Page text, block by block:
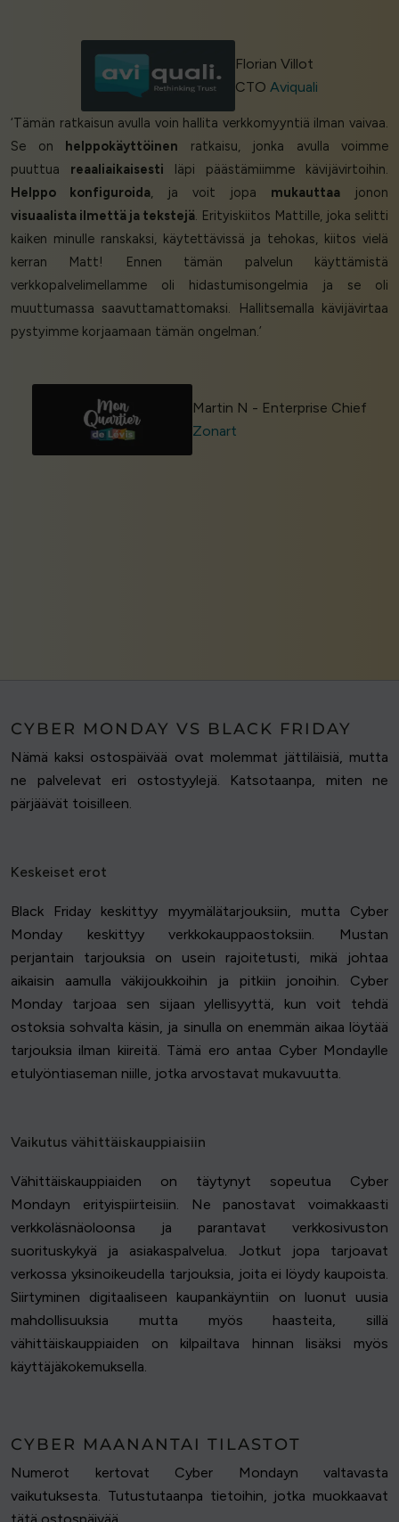
Florian Villot
CTOAviquali
‘Tämän ratkaisun avulla voin hallita verkkomyyntiä ilman vaivaa.
Se on helppokäyttöinen ratkaisu, jonka avulla voimme
puuttua reaaliaikaisesti läpi päästämiimme kävijävirtoihin.
Helppo konfiguroida, ja voit jopa mukauttaa jonon
visuaalista ilmettä ja tekstejä. Erityiskiitos Mattille, joka selitti
kaiken minulle ranskaksi, käytettävissä ja tehokas, kiitos vielä
kerran Matt! Ennen tämän palvelun käyttämistä
verkkopalvelimellamme oli hidastumisongelmia ja se oli
muuttumassa saavuttamattomaksi. Hallitsemalla kävijävirtaa
pystyimme korjaamaan tämän ongelman.’
Martin N - Enterprise Chief
Zonart
CYBER MONDAY VS BLACK FRIDAY
Nämä kaksi ostospäivää ovat molemmat jättiläisiä, mutta
ne palvelevat eri ostostyylejä. Katsotaanpa, miten ne
pärjäävät toisilleen.
Keskeiset erot
Black Friday keskittyy myymälätarjouksiin, mutta Cyber
Monday keskittyy verkkokauppaostoksiin. Mustan
perjantain tarjouksia on usein rajoitetusti, mikä johtaa
aikaisin aamulla väkijoukkoihin ja pitkiin jonoihin. Cyber
Monday tarjoaa sen sijaan ylellisyyttä, kun voit tehdä
ostoksia sohvalta käsin, ja sinulla on enemmän aikaa löytää
tarjouksia ilman kiireitä. Tämä ero antaa Cyber Mondaylle
etulyöntiaseman niille, jotka arvostavat mukavuutta.
Vaikutus vähittäiskauppiaisiin
Vähittäiskauppiaiden on täytynyt sopeutua Cyber
Mondayn erityispiirteisiin. Ne panostavat voimakkaasti
verkkoläsnäoloonsa ja parantavat verkkosivuston
suorituskykyä ja asiakaspalvelua. Jotkut jopa tarjoavat
verkossa yksinoikeudella tarjouksia, joita ei löydy kaupoista.
Siirtyminen digitaaliseen kaupankäyntiin on luonut uusia
mahdollisuuksia mutta myös haasteita, sillä
vähittäiskauppiaiden on kilpailtava hinnan lisäksi myös
käyttäjäkokemuksella.
CYBER MAANANTAI TILASTOT
Numerot kertovat Cyber Mondayn valtavasta
vaikutuksesta. Tutustutaanpa tietoihin, jotka muokkaavat